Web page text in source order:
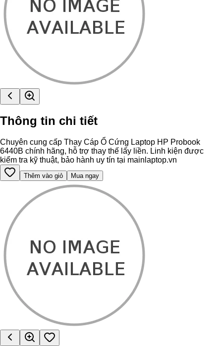
Thông tin chi tiết
Chuyên cung cấp Thay Cáp Ổ Cứng Laptop HP Probook
6440B chính hãng, hỗ trợ thay thế lấy liền. Linh kiện được
kiểm tra kỹ thuật, bảo hành uy tín tại mainlaptop.vn
Thêm vào giỏ Mua ngay